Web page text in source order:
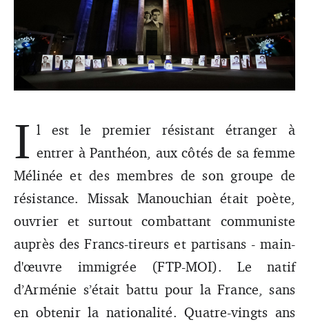
Ce jeudi 21 février s’est tenue la cérémonie d’entrée au
Panthéon des résistants Missak et Mélinée Manouchian.
Une procession musicale émouvante aux résonances
I l est le premier résistant étranger à
entrer à Panthéon, aux côtés de sa femme
Mélinée et des membres de son groupe de
résistance. Missak Manouchian était poète,
ouvrier et surtout combattant communiste
auprès des Francs-tireurs et partisans - main-
d'œuvre immigrée (FTP-MOI). Le natif
d’Arménie s’était battu pour la France, sans
en obtenir la nationalité. Quatre-vingts ans